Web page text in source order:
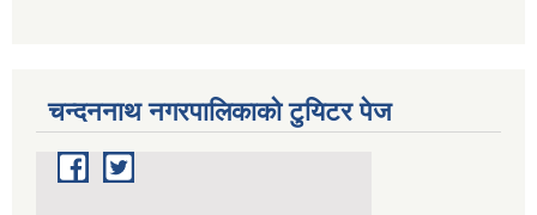
चन्दननाथ नगरपालिकाको टुयिटर पेज